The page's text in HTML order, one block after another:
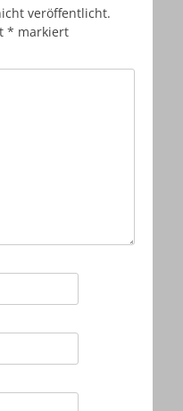
veröffentlicht.
* markiert